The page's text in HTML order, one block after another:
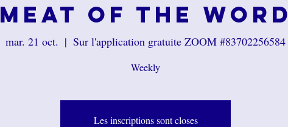
Meat of the Word
mar. 21 oct.
  |
Sur l'application gratuite ZOOM #83702256584
Weekly
Les inscriptions sont closes